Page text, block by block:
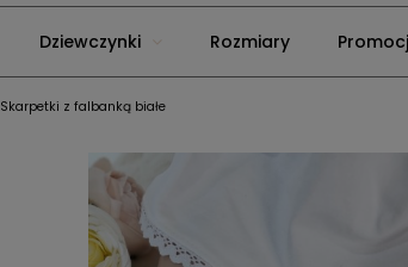
Dziewczynki Rozmiary
Skarpetki z falbanką białe